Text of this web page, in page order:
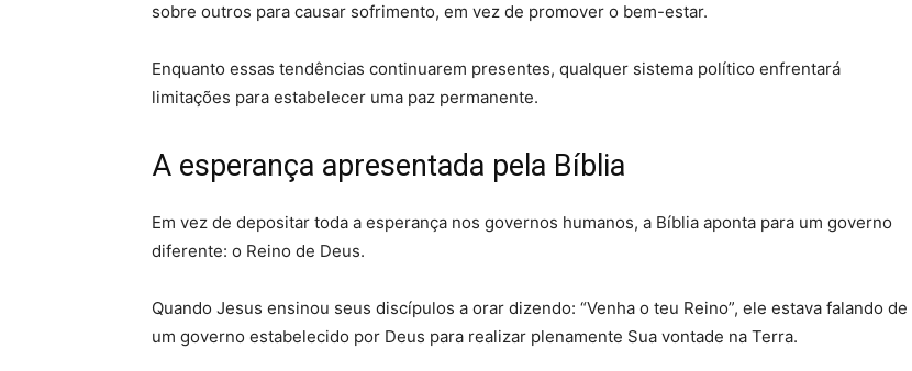
sobre outros para causar sofrimento, em vez de promover o bem-estar.
Enquanto essas tendências continuarem presentes, qualquer sistema político enfrentará
limitações para estabelecer uma paz permanente.
A esperança apresentada pela Bíblia
Em vez de depositar toda a esperança nos governos humanos, a Bíblia aponta para um governo
diferente: o Reino de Deus.
Quando Jesus ensinou seus discípulos a orar dizendo: “Venha o teu Reino”, ele estava falando de
um governo estabelecido por Deus para realizar plenamente Sua vontade na Terra.